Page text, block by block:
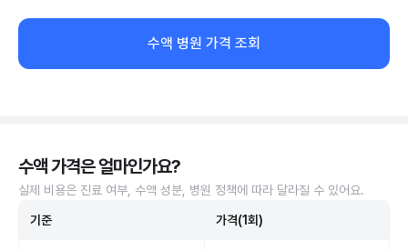
수액 병원 가격 조회
수액 가격은 얼마인가요?
실제 비용은 진료 여부, 수액 성분, 병원 정책에 따라 달라질 수 있어요.
기준 가격(1회)